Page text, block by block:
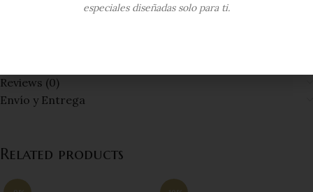
Reviews (0)
Envío y Entrega
Related products
especiales diseñadas solo para ti.